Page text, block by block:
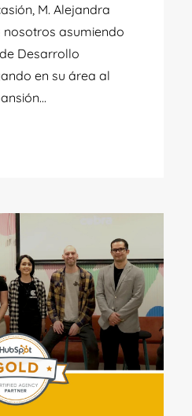
M. Alejandra
nosotros asumiendo
Desarrollo
en su área al